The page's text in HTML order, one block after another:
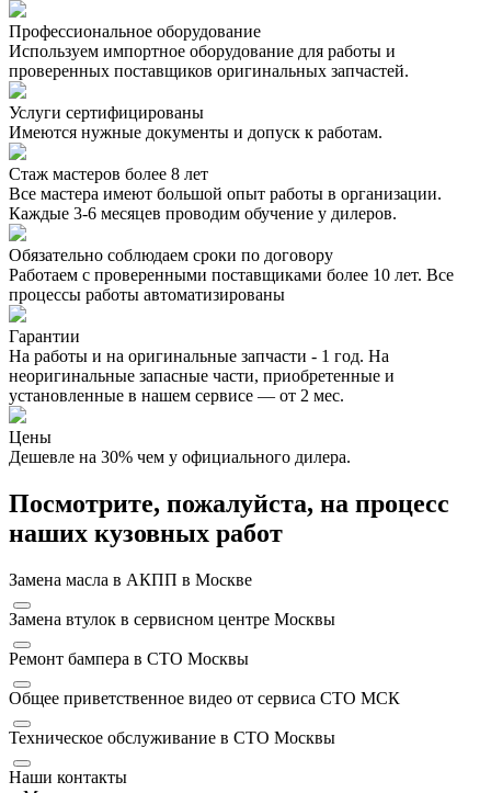
Профессиональное оборудование
Используем импортное оборудование для работы и
проверенных поставщиков оригинальных запчастей.
Услуги сертифицированы
Имеются нужные документы и допуск к работам.
Стаж мастеров более 8 лет
Все мастера имеют большой опыт работы в организации.
Каждые 3-6 месяцев проводим обучение у дилеров.
Обязательно соблюдаем сроки по договору
Работаем с проверенными поставщиками более 10 лет. Все
процессы работы автоматизированы
Гарантии
На работы и на оригинальные запчасти - 1 год. На
неоригинальные запасные части, приобретенные и
установленные в нашем сервисе — от 2 мес.
Цены
Дешевле на 30% чем у официального дилера.
Посмотрите, пожалуйста, на процесс
наших кузовных работ
Замена масла в АКПП в Москве
Замена втулок в сервисном центре Москвы
Ремонт бампера в СТО Москвы
Общее приветственное видео от сервиса СТО МСК
Техническое обслуживание в СТО Москвы
Наши контакты